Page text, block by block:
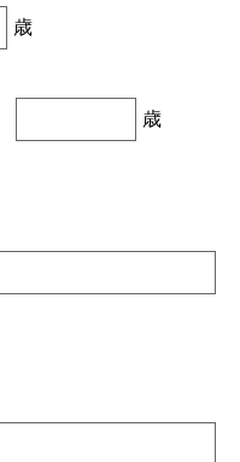
歳
歳